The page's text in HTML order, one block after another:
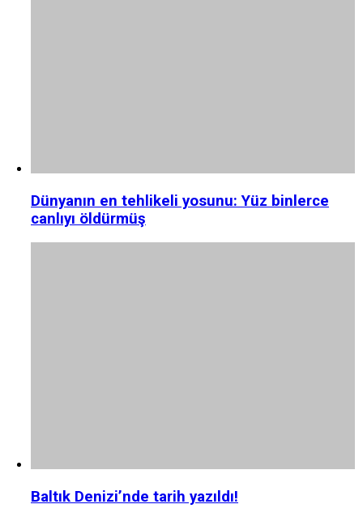
Dünyanın en tehlikeli yosunu: Yüz binlerce
canlıyı öldürmüş
Baltık Denizi’nde tarih yazıldı!